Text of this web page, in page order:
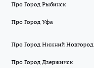
Про Город Рыбинск
Про Город Уфа
Про Город Нижний Новгород
Про Город Дзержинск